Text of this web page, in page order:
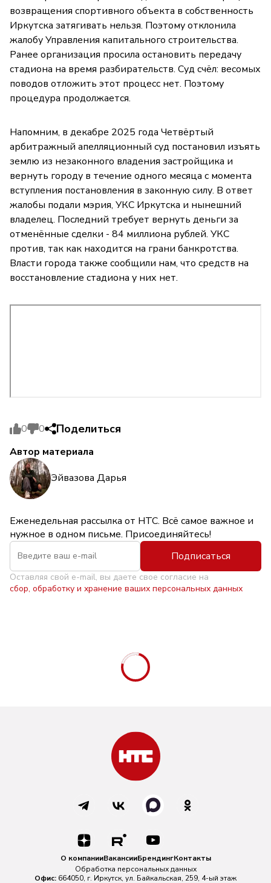
возвращения спортивного объекта в собственность
Иркутска затягивать нельзя. Поэтому отклонила
жалобу Управления капитального строительства.
Ранее организация просила остановить передачу
стадиона на время разбирательств. Суд счёл: весомых
поводов отложить этот процесс нет. Поэтому
процедура продолжается.
Напомним, в декабре 2025 года Четвёртый
арбитражный апелляционный суд постановил изъять
землю из незаконного владения застройщика и
вернуть городу в течение одного месяца с момента
вступления постановления в законную силу. В ответ
жалобы подали мэрия, УКС Иркутска и нынешний
владелец. Последний требует вернуть деньги за
отменённые сделки - 84 миллиона рублей. УКС
против, так как находится на грани банкротства.
Власти города также сообщили нам, что средств на
восстановление стадиона у них нет.
0 0 Поделиться
Автор материала
Эйвазова Дарья
Еженедельная рассылка от НТС. Всё самое важное и
нужное в одном письме. Присоединяйтесь!
Подписаться
Оставляя свой e-mail, вы даете свое согласие на
сбор, обработку и хранение ваших персональных данных
О компанииВакансииБрендингКонтакты
Обработка персональных данных
Офис: 664050, г. Иркутск, ул. Байкальская, 259, 4-ый этаж